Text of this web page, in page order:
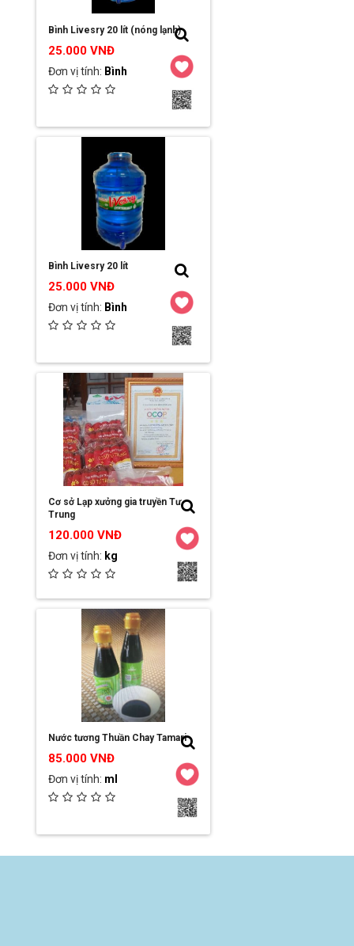
Bình Livesry 20 lít (nóng lạnh)
25.000 VNĐ
Đơn vị tính: Bình
Công ty TNHH MTV Hải Sơn
Chi tiết / Đặt hàng
Bình Livesry 20 lít
25.000 VNĐ
Đơn vị tính: Bình
Ngày đăng:2023-03-16 18:45:12
Đơn vị: Công ty TNHH MTV Hải Sơn
Chi tiết / Đặt hàng
Cơ sở Lạp xưởng gia truyền Tư
Trung
120.000 VNĐ
Đơn vị tính: kg
Ngày đăng: 2023-03-16 00:49:29
Cơ sở Lạp xưởng gia truyền
Tư Trung
Chi tiết / Đặt hàng
Nước tương Thuần Chay Tamari
85.000 VNĐ
Đơn vị tính: ml
Ngày đăng:2022-11-29 10:07:29